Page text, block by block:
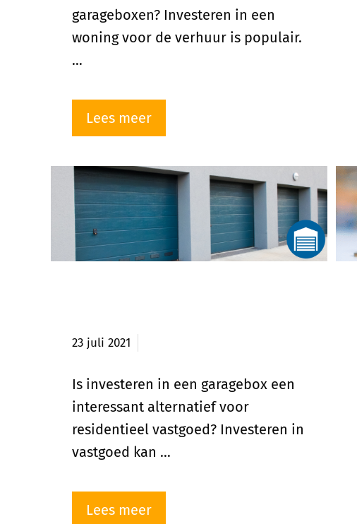
garageboxen? Investeren in een
woning voor de verhuur is populair.
…
Lees meer
23 juli 2021
Is investeren in een garagebox een
interessant alternatief voor
residentieel vastgoed? Investeren in
vastgoed kan …
Lees meer